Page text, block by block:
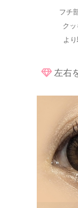
フチ
ク
よ
左右